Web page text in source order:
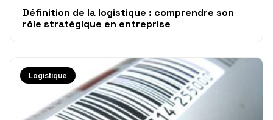
Définition de la logistique : comprendre son
rôle stratégique en entreprise
Logistique